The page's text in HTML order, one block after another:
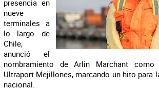
presencia en
nueve
terminales a
lo largo de
Chile,
anunció el
nombramiento de Arlin Marchant como
Ultraport Mejillones, marcando un hito para
nacional.